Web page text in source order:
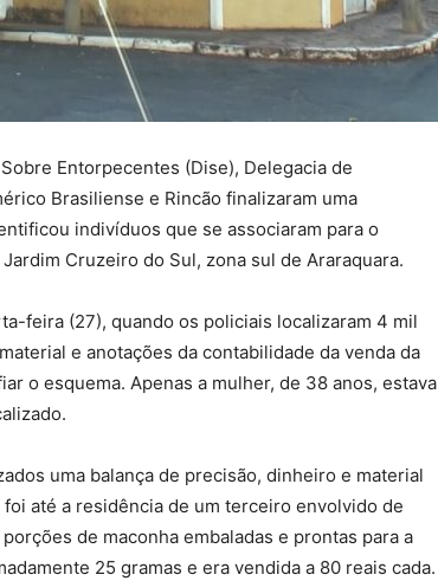
Entorpecentes (Dise), Delegacia de
Brasiliense e Rincão finalizaram uma
indivíduos que se associaram para o
Cruzeiro do Sul, zona sul de Araraquara.
feira (27), quando os policiais localizaram 4 mil
e anotações da contabilidade da venda da
o esquema. Apenas a mulher, de 38 anos, estava
uma balança de precisão, dinheiro e material
até a residência de um terceiro envolvido de
de maconha embaladas e prontas para a
25 gramas e era vendida a 80 reais cada.